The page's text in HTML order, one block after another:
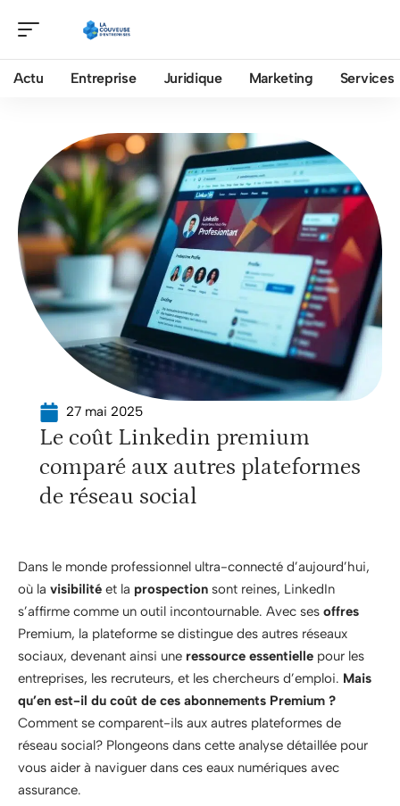
Actu Entreprise Juridique Marketing Services
27 mai 2025
Le coût Linkedin premium
comparé aux autres plateformes
de réseau social
Dans le monde professionnel ultra-connecté d’aujourd’hui,
où la visibilité et la prospection sont reines, LinkedIn
s’affirme comme un outil incontournable. Avec ses offres
Premium, la plateforme se distingue des autres réseaux
sociaux, devenant ainsi une ressource essentielle pour les
entreprises, les recruteurs, et les chercheurs d’emploi. Mais
qu’en est-il du coût de ces abonnements Premium ?
Comment se comparent-ils aux autres plateformes de
réseau social? Plongeons dans cette analyse détaillée pour
vous aider à naviguer dans ces eaux numériques avec
assurance.